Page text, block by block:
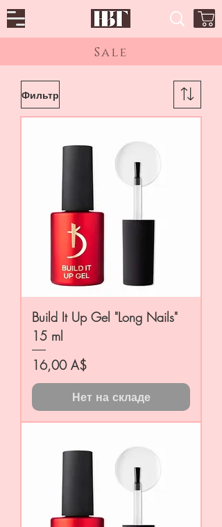
Sale
Фильтр
Build It Up Gel "Long Nails"
15 ml
Цена
16,00 A$
Нет на складе